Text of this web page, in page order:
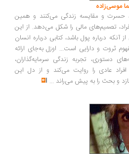
و مقایسه زندگی می‌کنند و همین
مالی را شکل می‌دهد. از این
پول باشد، کتابی درباره انسان
و دارایی است... اوزل به‌جای ارائه
تجربه زندگی سرمایه‌گذاران،
عادی را روایت می‌کند و از دل این
را به پیش می‌راند ...